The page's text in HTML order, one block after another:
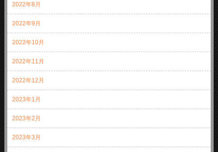
2022年8月
2022年9月
2022年10月
2022年11月
2022年12月
2023年1月
2023年2月
2023年3月